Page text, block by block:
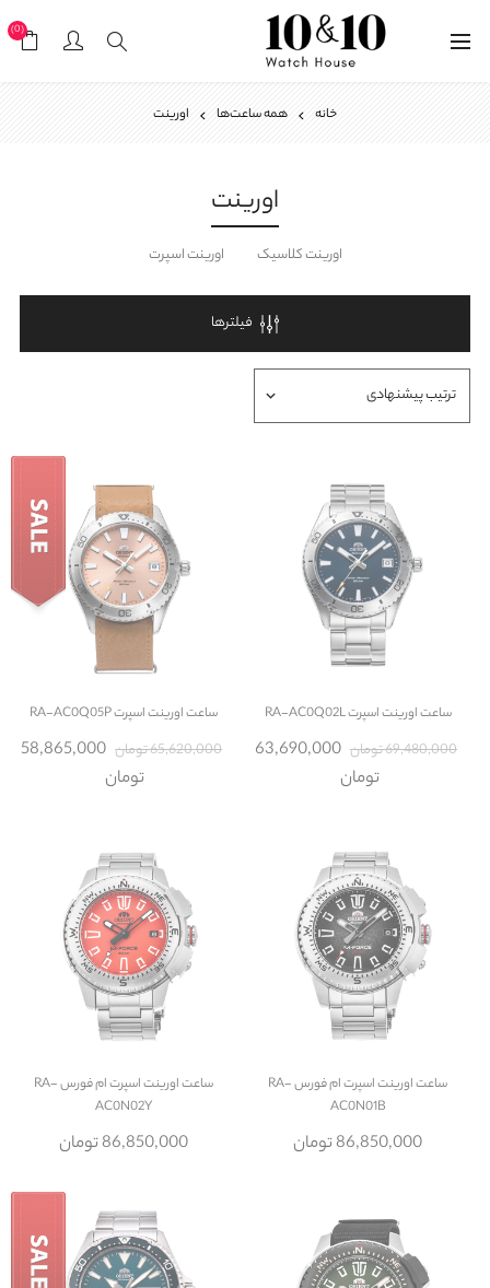
(0)
خانه همه ساعت‌ها اورینت
اورینت
اورینت کلاسیک اورینت اسپرت
فیلترها
ساعتاورینت اسپرت RA-AC0Q02L
69,480,000 تومان
63,690,000
تومان
ساعتاورینت اسپرت RA-AC0Q05P
65,620,000 تومان
58,865,000
تومان
ساعت
اورینت اسپرت ام فورس RA-
AC0N01B
86,850,000 تومان
ساعت
اورینت اسپرت ام فورس RA-
AC0N02Y
86,850,000 تومان